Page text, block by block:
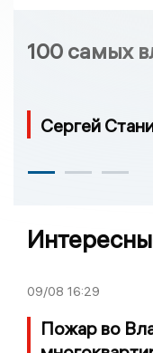
100 самых
Сергей
09/08 16:29
Пожар во